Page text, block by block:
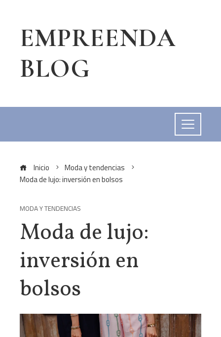
EMPREENDA
BLOG
Inicio
Moda y tendencias
Moda de lujo: inversión en bolsos
MODA Y TENDENCIAS
Moda de lujo:
inversión en
bolsos